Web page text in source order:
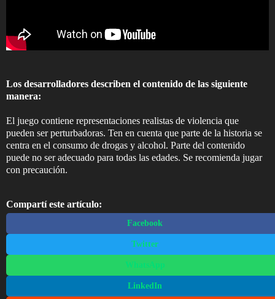
Los desarrolladores describen el contenido de las siguiente
manera:
El juego contiene representaciones realistas de violencia que
pueden ser perturbadoras. Ten en cuenta que parte de la historia se
centra en el consumo de drogas y alcohol. Parte del contenido
puede no ser adecuado para todas las edades. Se recomienda jugar
con precaución.
Compartí este artículo:
Facebook
Twitter
WhatsApp
LinkedIn